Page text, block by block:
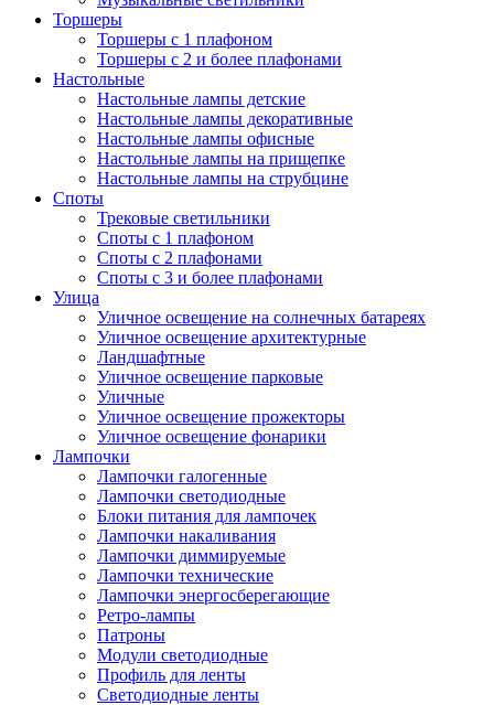
Торшеры
Торшеры с 1 плафоном
Торшеры с 2 и более плафонами
Настольные
Настольные лампы детские
Настольные лампы декоративные
Настольные лампы офисные
Настольные лампы на прищепке
Настольные лампы на струбцине
Споты
Трековые светильники
Споты с 1 плафоном
Споты с 2 плафонами
Споты с 3 и более плафонами
Улица
Уличное освещение на солнечных батареях
Уличное освещение архитектурные
Ландшафтные
Уличное освещение парковые
Уличные
Уличное освещение прожекторы
Уличное освещение фонарики
Лампочки
Лампочки галогенные
Лампочки светодиодные
Блоки питания для лампочек
Лампочки накаливания
Лампочки диммируемые
Лампочки технические
Лампочки энергосберегающие
Ретро-лампы
Патроны
Модули светодиодные
Профиль для ленты
Светодиодные ленты